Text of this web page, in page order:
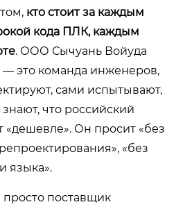
кто стоит за каждым
кода ПЛК, каждым
. ООО Сычуань Войуда
— это команда инженеров,
сами испытывают,
что российский
«дешевле». Он просит «без
«без
языка».
поставщик